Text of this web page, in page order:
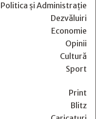
Politica și Administrație
Dezvăluiri
Economie
Opinii
Cultură
Sport
Print
Blitz